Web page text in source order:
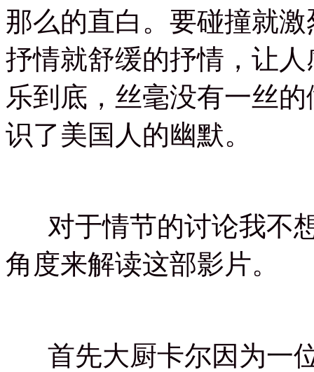
那么的直白。要碰撞就
抒情就舒缓的抒情，让
乐到底，丝毫没有一丝
识了美国人的幽默。
对于情节的讨论我不
角度来解读这部影片。
首先大厨卡尔因为一